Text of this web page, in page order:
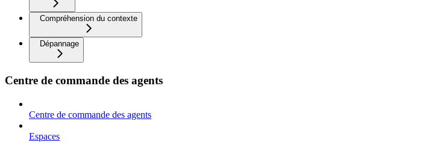
Compréhension du contexte
Dépannage
Centre de commande des agents
Centre de commande des agents
Espaces